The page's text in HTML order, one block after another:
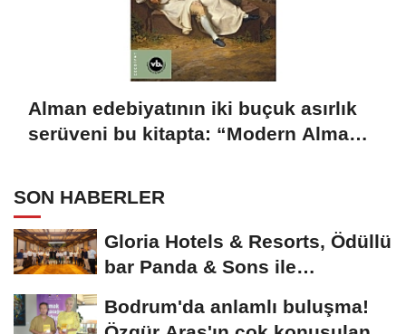
Alman edebiyatının iki buçuk asırlık
serüveni bu kitapta: “Modern Alman
SON HABERLER
Gloria Hotels & Resorts, Ödüllü
bar Panda & Sons ile
Bodrum'da anlamlı buluşma!